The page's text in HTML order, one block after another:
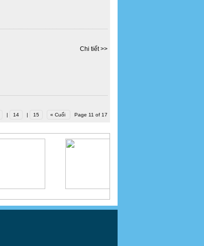
Chi tiết >>
| 14 | 15 « Cuối Page 11 of 17